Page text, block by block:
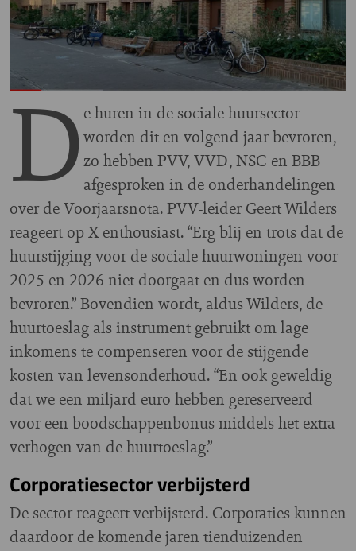
D e huren in de sociale huursector
worden dit en volgend jaar bevroren,
zo hebben PVV, VVD, NSC en BBB
afgesproken in de onderhandelingen
over de Voorjaarsnota. PVV-leider Geert Wilders
reageert op X enthousiast. “Erg blij en trots dat de
huurstijging voor de sociale huurwoningen voor
2025 en 2026 niet doorgaat en dus worden
bevroren.” Bovendien wordt, aldus Wilders, de
huurtoeslag als instrument gebruikt om lage
inkomens te compenseren voor de stijgende
kosten van levensonderhoud. “En ook geweldig
dat we een miljard euro hebben gereserveerd
voor een boodschappenbonus middels het extra
verhogen van de huurtoeslag.”
Corporatiesector verbijsterd
De sector reageert verbijsterd. Corporaties kunnen
daardoor de komende jaren tienduizenden